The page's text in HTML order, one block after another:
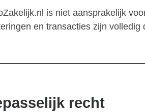
is niet aansprakelijk
en transacties zijn
recht